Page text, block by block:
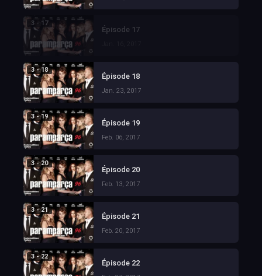
3 - 17
Épisode 17
3 - 18
Épisode 18
Jan. 23, 2017
3 - 19
Épisode 19
Feb. 06, 2017
3 - 20
Épisode 20
Feb. 13, 2017
3 - 21
Épisode 21
Feb. 20, 2017
3 - 22
Épisode 22